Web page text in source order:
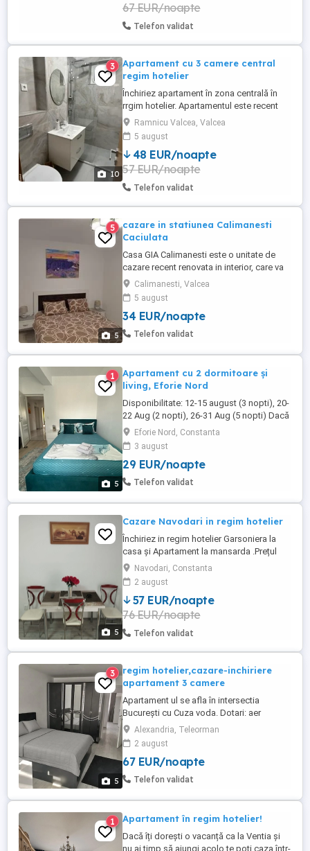
condiționat Încălzire Internet ...
67 EUR/noapte
Telefon validat
10
3
Apartament cu 3 camere central
regim hotelier
Închiriez apartament în zona centrală în
rrgim hotelier. Apartamentul este recent
renovat, utilat cu mobila nouă, tv smart,
aer condiționat, bucătărie complet utilată,
mașină de spălat rufe. Apartamentul este
compus din 2 dormitoare și sufragerie.
Punem la dispoziție lenjerie de pat și
prosoape. Capacitatea ...
Ramnicu Valcea, Valcea
5 august
48 EUR/noapte
57 EUR/noapte
Telefon validat
5
5
cazare in statiunea Calimanesti
Caciulata
Casa GIA Calimanesti este o unitate de
cazare recent renovata in interior, care va
pune la dispozitie 3 camere dotate cu aer
conditionat, tv, baie proprie, sala de mese,
bucatarie, incalzire cu centrala pe gaz,
curte, gratar, situata intr-o zona linistita la
doar 5 minute de Cozia AquaPark . In
Calimanesti, Valcea
5 august
34 EUR/noapte
Telefon validat
5
1
Apartament cu 2 dormitoare și
living, Eforie Nord
Disponibilitate: 12-15 august (3 nopti), 20-
22 Aug (2 nopti), 26-31 Aug (5 nopti) Dacă
îți dorești un sejur relaxant la mare, te
așteptăm într-un apartament complet
utilat, situat aproape de plajă. Este
alegerea ideală pentru familii, cupluri sau
grupuri de prieteni care vor să se bucure
Eforie Nord, Constanta
3 august
29 EUR/noapte
Telefon validat
5
Cazare Navodari in regim hotelier
Închiriez in regim hotelier Garsoniera la
casa și Apartament la mansarda .Prețul
este de 300-400 lei pe noapte .Pentru
detalii va rog. să mă contactați la Nr de tel
din anunț.
Navodari, Constanta
2 august
57 EUR/noapte
76 EUR/noapte
Telefon validat
5
3
regim hotelier,cazare-inchiriere
apartament 3 camere
Apartament ul se afla în intersectia
București cu Cuza voda. Dotari: aer
conditionat, uscator de par, bucătărie, loc
de parcare, frigider, televizor, mașină de
spălat, Wi-fi Imprejurimi: bancă atm,
centrul orasului, supermaket magazin
alimentar, locuri istorice, piaţă, muzee,
Alexandria, Teleorman
2 august
67 EUR/noapte
Telefon validat
1 Apartament în regim hotelier!
Dacă îți dorești o vacanță ca la Ventia și
nu ai timp să ajungi acolo te poți caza într-